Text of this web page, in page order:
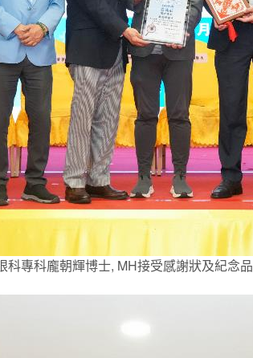
專科龐朝輝博士, MH接受感謝狀及紀念品